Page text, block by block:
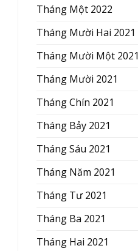
Tháng Một 2022
Tháng Mười Hai 2021
Tháng Mười Một 2021
Tháng Mười 2021
Tháng Chín 2021
Tháng Bảy 2021
Tháng Sáu 2021
Tháng Năm 2021
Tháng Tư 2021
Tháng Ba 2021
Tháng Hai 2021